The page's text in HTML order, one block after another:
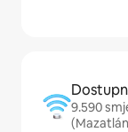
9.590